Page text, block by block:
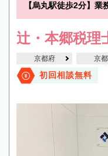
【烏丸駅徒歩2分】
辻・本郷税理
京都府 京
初回相談無料